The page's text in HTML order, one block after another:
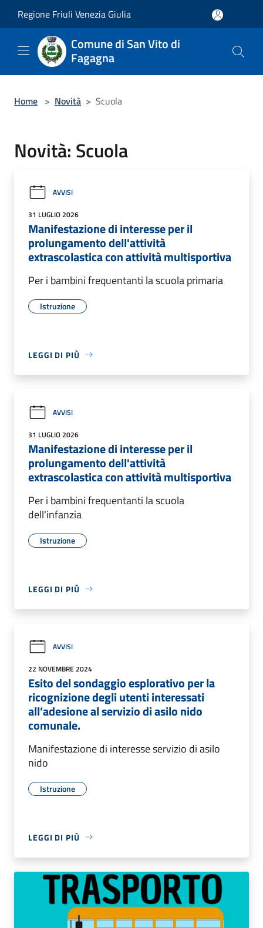
Regione Friuli Venezia Giulia
Comune di San Vito di
Fagagna
Home > Novità > Scuola
Novità: Scuola
AVVISI
31 LUGLIO 2026
Manifestazione di interesse per il
prolungamento dell'attività
extrascolastica con attività multisportiva
Per i bambini frequentanti la scuola primaria
Istruzione
LEGGI DI PIÙ
AVVISI
31 LUGLIO 2026
Manifestazione di interesse per il
prolungamento dell'attività
extrascolastica con attività multisportiva
Per i bambini frequentanti la scuola
dell'infanzia
Istruzione
LEGGI DI PIÙ
AVVISI
22 NOVEMBRE 2024
Esito del sondaggio esplorativo per la
ricognizione degli utenti interessati
all’adesione al servizio di asilo nido
comunale.
Manifestazione di interesse servizio di asilo
nido
Istruzione
LEGGI DI PIÙ